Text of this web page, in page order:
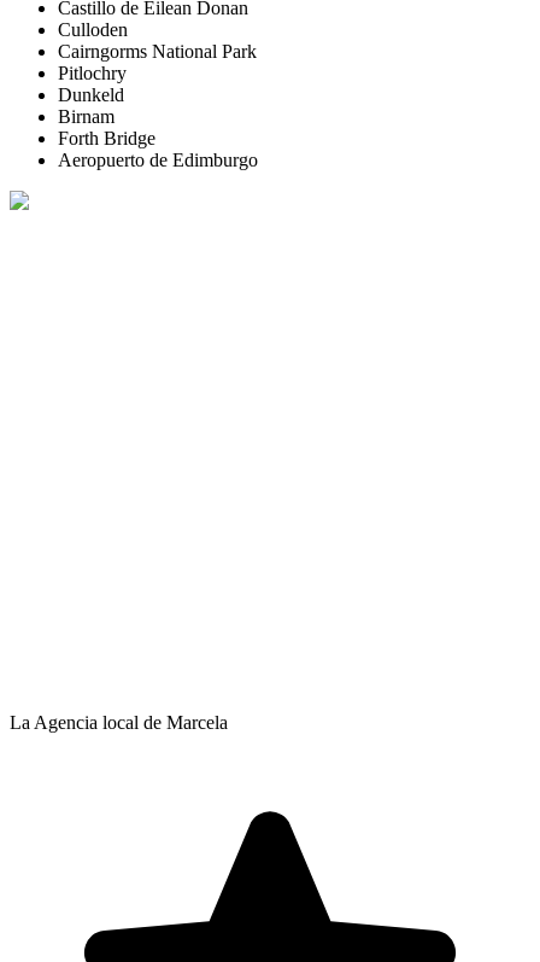
Castillo de Eilean Donan
Culloden
Cairngorms National Park
Pitlochry
Dunkeld
Birnam
Forth Bridge
Aeropuerto de Edimburgo
La Agencia local de Marcela